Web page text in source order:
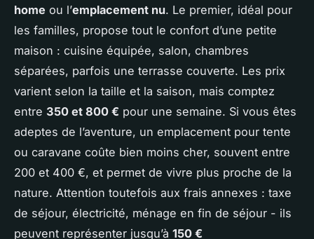
home ou l’emplacement nu. Le premier, idéal pour
les familles, propose tout le confort d’une petite
maison : cuisine équipée, salon, chambres
séparées, parfois une terrasse couverte. Les prix
varient selon la taille et la saison, mais comptez
entre 350 et 800 € pour une semaine. Si vous êtes
adeptes de l’aventure, un emplacement pour tente
ou caravane coûte bien moins cher, souvent entre
200 et 400 €, et permet de vivre plus proche de la
nature. Attention toutefois aux frais annexes : taxe
de séjour, électricité, ménage en fin de séjour - ils
peuvent représenter jusqu’à 150 €